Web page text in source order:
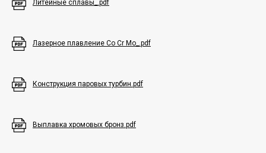
Литейные сплавы_.pdf
Лазерное плавление Со Сr Mo_.pdf
Конструкция паровых турбин.pdf
Выплавка хромовых бронз.pdf